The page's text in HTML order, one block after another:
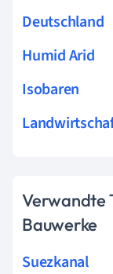
Deutschland
Humid Arid
Isobaren
Verwandte
Bauwerke
Suezkanal